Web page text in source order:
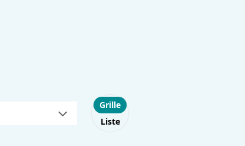
Choose layout
Grille
Liste